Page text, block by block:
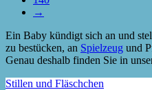
→
Ein Baby kündigt sich an und
zu bestücken, an Spielzeug und
Genau deshalb finden Sie in
Stillen und Fläschchen